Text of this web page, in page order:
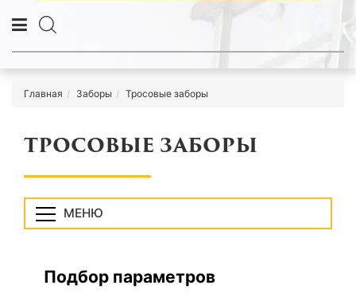
Главная Заборы Тросовые заборы
ТРОСОВЫЕ ЗАБОРЫ
МЕНЮ
Подбор параметров